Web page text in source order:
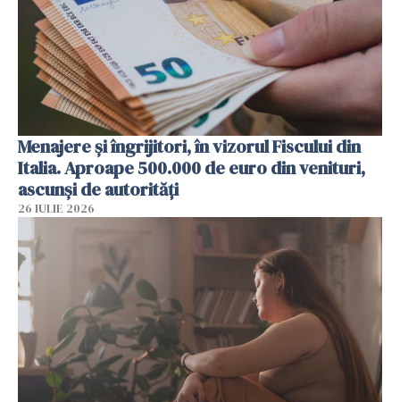
Menajere și îngrijitori, în vizorul Fiscului din
Italia. Aproape 500.000 de euro din venituri,
ascunși de autorități
26 IULIE 2026